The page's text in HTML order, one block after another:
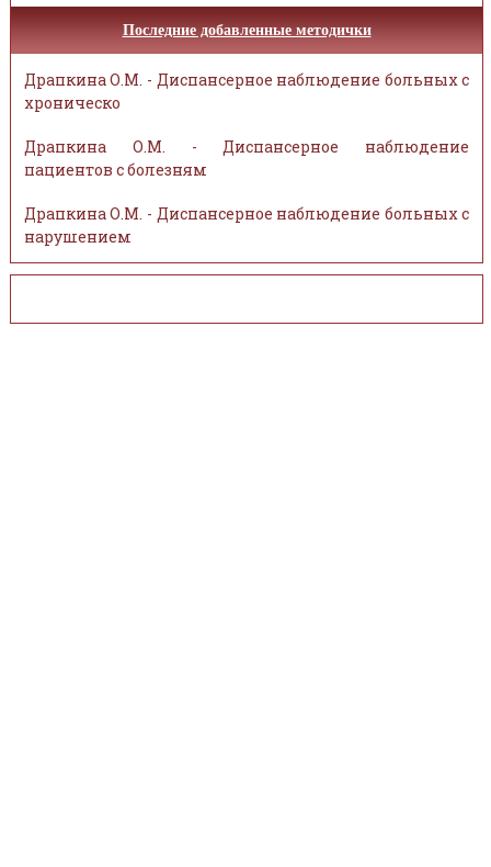
Последние добавленные методички
Драпкина О.М. - Диспансерное наблюдение больных с
хроническо
Драпкина О.М. - Диспансерное наблюдение
пациентов с болезням
Драпкина О.М. - Диспансерное наблюдение больных с
нарушением